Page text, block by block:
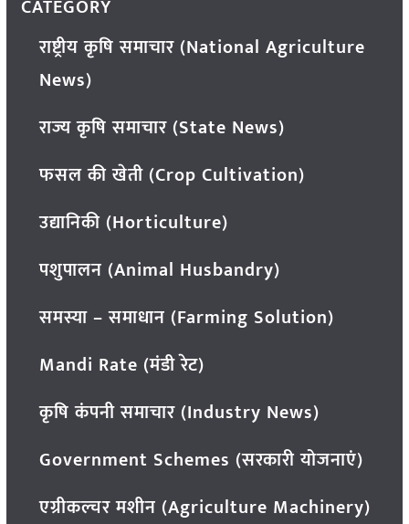
CATEGORY
राष्ट्रीय कृषि समाचार (National Agriculture
News)
राज्य कृषि समाचार (State News)
फसल की खेती (Crop Cultivation)
उद्यानिकी (Horticulture)
पशुपालन (Animal Husbandry)
समस्या – समाधान (Farming Solution)
Mandi Rate (मंडी रेट)
कृषि कंपनी समाचार (Industry News)
Government Schemes (सरकारी योजनाएं)
एग्रीकल्चर मशीन (Agriculture Machinery)